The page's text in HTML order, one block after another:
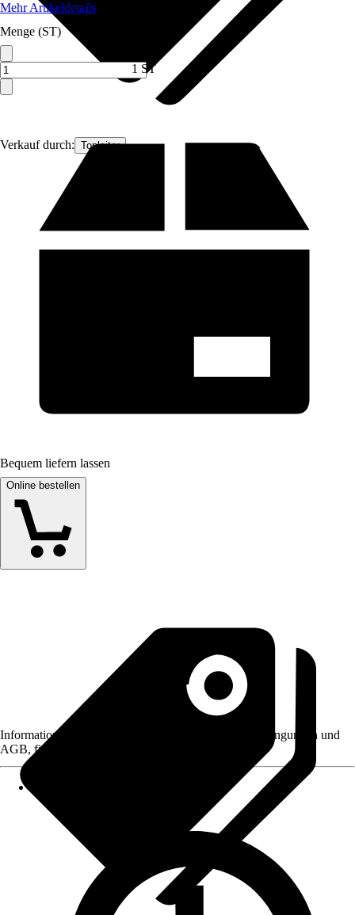
Verkauf durch: Topleiter
Mehr Artikeldetails
Menge (ST)
1 ST
Bequem liefern lassen
Online bestellen
Informationen des Verkäufers, wie z. B. Rückgabebedingungen und
AGB, finden Sie bei Klick auf den Verkäufernamen.